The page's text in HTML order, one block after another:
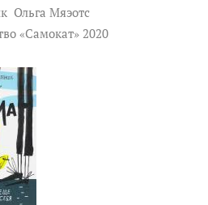
Ольга Мяэотс
«Самокат» 2020